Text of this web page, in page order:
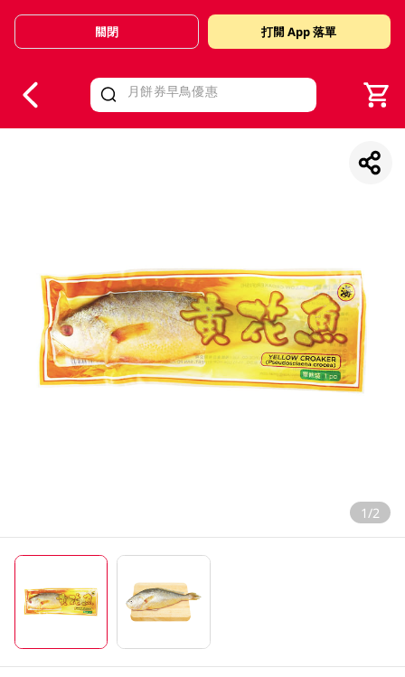
Valid Until 30 June 2026
關閉 打開 App 落單
1/2